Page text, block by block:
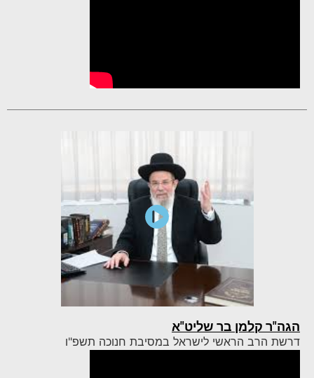
הגה"ר קלמן בר שליט"א
דרשת הרב הראשי לישראל במסיבת חנוכה תשפ"ו